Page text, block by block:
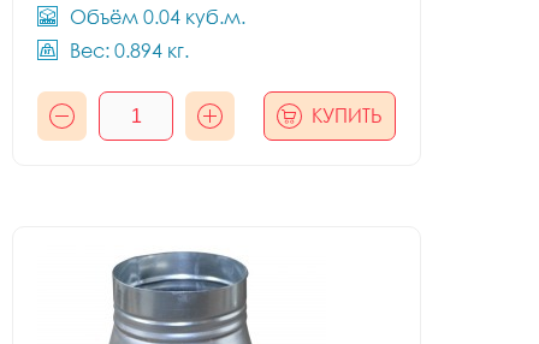
Объём 0.04 куб.м.
Вес: 0.894 кг.
КУПИТЬ